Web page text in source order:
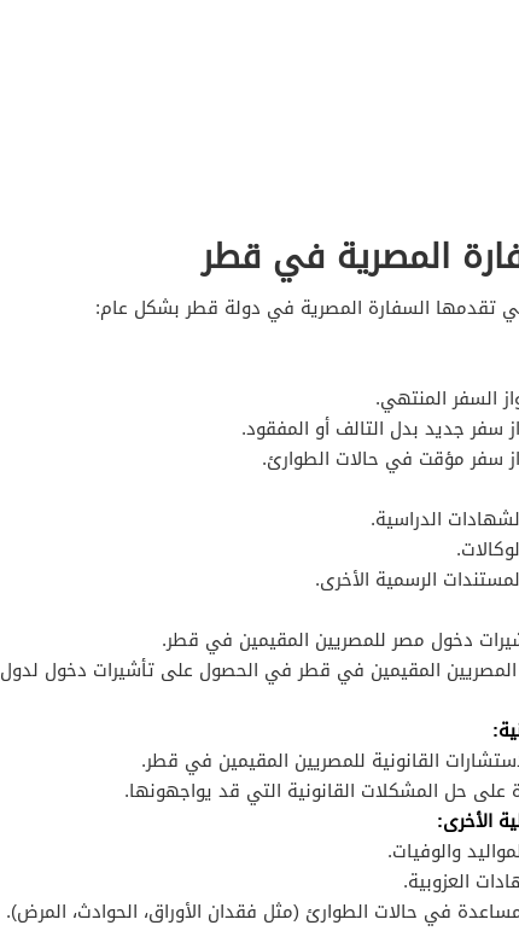
المصرية في قطر
تقدمها السفارة المصرية في دولة قطر بشكل عام:
السفر المنتهي.
سفر جديد بدل التالف أو المفقود.
سفر مؤقت في حالات الطوارئ.
الدراسية.
الرسمية الأخرى.
دخول مصر للمصريين المقيمين في قطر.
المقيمين في قطر في الحصول على تأشيرات دخول لدول
القانونية للمصريين المقيمين في قطر.
على حل المشكلات القانونية التي قد يواجهونها.
الأخرى:
والوفيات.
العزوبية.
في حالات الطوارئ (مثل فقدان الأوراق، الحوادث، المرض).